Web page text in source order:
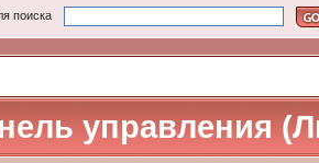
поиска
управления